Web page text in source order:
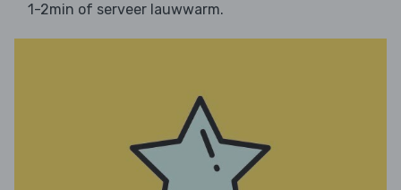
1-2min of serveer lauwwarm.